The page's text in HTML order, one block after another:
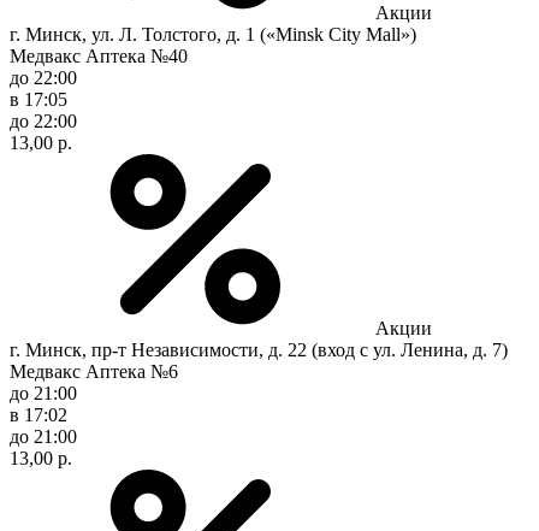
Акции
г. Минск, ул. Л. Толстого, д. 1 («Minsk City Mall»)
Медвакс Аптека №40
до 22:00
в 17:05
до 22:00
13,00 р.
Акции
г. Минск, пр-т Независимости, д. 22 (вход с ул. Ленина, д. 7)
Медвакс Аптека №6
до 21:00
в 17:02
до 21:00
13,00 р.